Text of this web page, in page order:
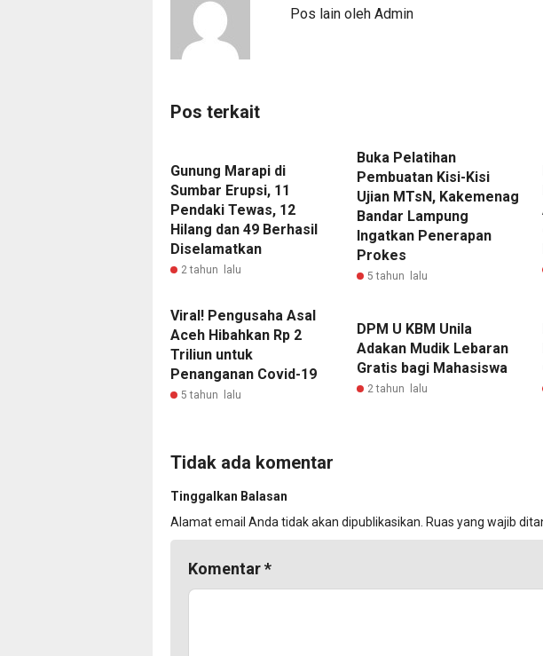
Pos lain oleh Admin
Pos terkait
Gunung Marapi di
Sumbar Erupsi, 11
Pendaki Tewas, 12
Hilang dan 49 Berhasil
Diselamatkan
2 tahun lalu
Buka Pelatihan
Pembuatan Kisi-Kisi
Ujian MTsN, Kakemenag
Bandar Lampung
Ingatkan Penerapan
Prokes
5 tahun lalu
Viral! Pengusaha Asal
Aceh Hibahkan Rp 2
Triliun untuk
Penanganan Covid-19
5 tahun lalu
DPM U KBM Unila
Adakan Mudik Lebaran
Gratis bagi Mahasiswa
2 tahun lalu
Tidak ada komentar
Tinggalkan Balasan
Alamat email Anda tidak akan dipublikasikan. Ruas yang wajib
Komentar*